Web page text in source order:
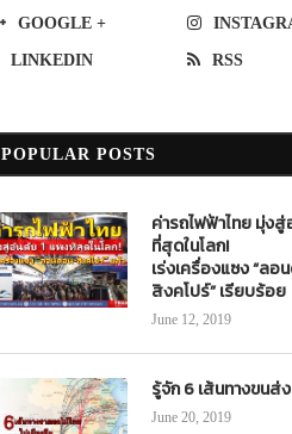
GOOGLE +
LINKEDIN RSS
POPULAR POSTS
ค่ารถไฟฟ้าไทย มุ่ง
ที่สุดในโลก!
เร่งเครื่องแซง “ลอ
สิงคโปร์” เรียบร้อย
June 12, 2019
รู้จัก 6 เส้นทางขนส่
June 20, 2019